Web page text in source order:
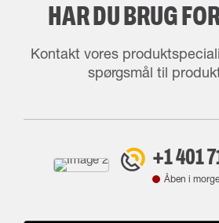
HAR DU BRUG
Kontakt vores
spørgsmål til
+1 401
Åben i